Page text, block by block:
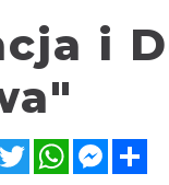
i
FacebookTwitterWhatsApp